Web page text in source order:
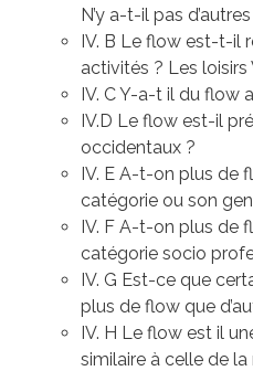
N’y a-t-il pas
IV. B Le flow est-t-il
activités ? Les loisirs
IV. C Y-a-t il du flow
IV.D Le flow est-il
occidentaux ?
IV. E A-t-on plus de
catégorie ou son
IV. F A-t-on plus de
catégorie socio
IV. G Est-ce que
plus de flow que
IV. H Le flow est il
similaire à celle de